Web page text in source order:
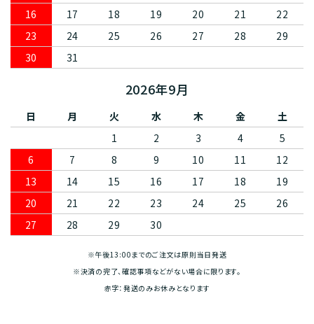
16
17 18 19 20 21
22
23
24 25 26 27 28
29
30
31
2026年9月
日 月 火 水 木 金
土
1
2 3 4
5
6
7 8 9 10 11
12
13
14 15 16 17 18
19
20
21 22 23 24 25
26
27
28 29 30
※午後13:00までのご注文は原則当日発送
※決済の完了、確認事項などがない場合に限ります。
赤字：発送のみお休みとなります